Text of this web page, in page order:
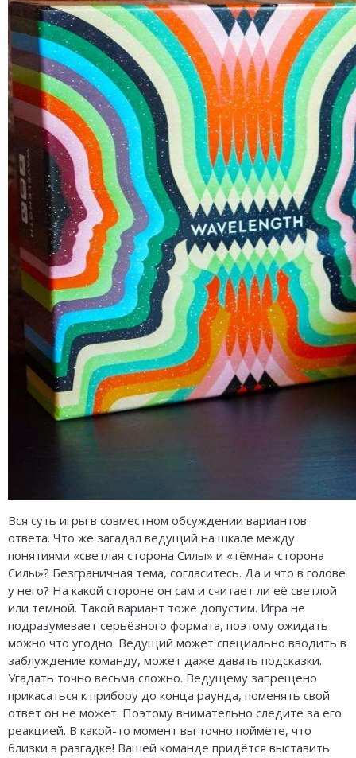
Вся суть игры в совместном обсуждении вариантов
ответа. Что же загадал ведущий на шкале между
понятиями «светлая сторона Силы» и «тёмная сторона
Силы»? Безграничная тема, согласитесь. Да и что в голове
у него? На какой стороне он сам и считает ли её светлой
или темной. Такой вариант тоже допустим. Игра не
подразумевает серьёзного формата, поэтому ожидать
можно что угодно. Ведущий может специально вводить в
заблуждение команду, может даже давать подсказки.
Угадать точно весьма сложно. Ведущему запрещено
прикасаться к прибору до конца раунда, поменять свой
ответ он не может. Поэтому внимательно следите за его
реакцией. В какой-то момент вы точно поймёте, что
близки в разгадке! Вашей команде придётся выставить